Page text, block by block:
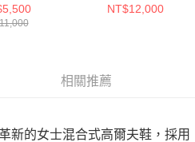
鞋 石灰/白/灣岸綠
NT$12,000
相關推薦
新的女士混合式高爾夫鞋，採用